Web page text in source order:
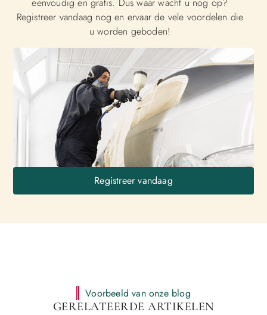
eenvoudig en gratis. Dus waar wacht u nog op?
Registreer vandaag nog en ervaar de vele voordelen die
u worden geboden!
Registreer vandaag
Voorbeeld van onze blog
GERELATEERDE ARTIKELEN